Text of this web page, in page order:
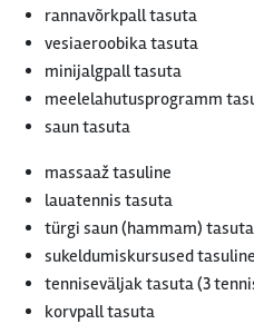
rannavõrkpall tasuta
vesiaeroobika tasuta
minijalgpall tasuta
meelelahutusprogramm
saun tasuta
massaaž tasuline
lauatennis tasuta
türgi saun (hammam) tasuta
sukeldumiskursused tasuline
tenniseväljak tasuta (3
korvpall tasuta